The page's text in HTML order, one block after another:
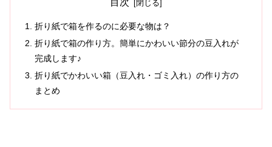
折り紙で箱を作るのに必要な物は？
折り紙で箱の作り方。簡単にかわいい節分の豆入れが
完成します♪
折り紙でかわいい箱（豆入れ・ゴミ入れ）の作り方の
まとめ